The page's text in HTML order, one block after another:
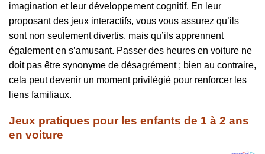
imagination et leur développement cognitif. En leur
proposant des jeux interactifs, vous vous assurez qu’ils
sont non seulement divertis, mais qu’ils apprennent
également en s’amusant. Passer des heures en voiture ne
doit pas être synonyme de désagrément ; bien au contraire,
cela peut devenir un moment privilégié pour renforcer les
liens familiaux.
Jeux pratiques pour les enfants de 1 à 2 ans
en voiture